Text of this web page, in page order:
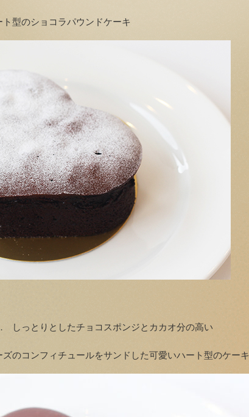
型のショコラパウンドケーキ
しっとりとしたチョコスポンジとカカオ分の高い
のコンフィチュールをサンドした可愛いハート型のケーキ